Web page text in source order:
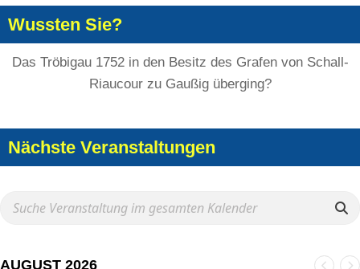
Wussten Sie?
Das Tröbigau 1752 in den Besitz des Grafen von Schall-
Riaucour zu Gaußig überging?
Nächste Veranstaltungen
AUGUST 2026